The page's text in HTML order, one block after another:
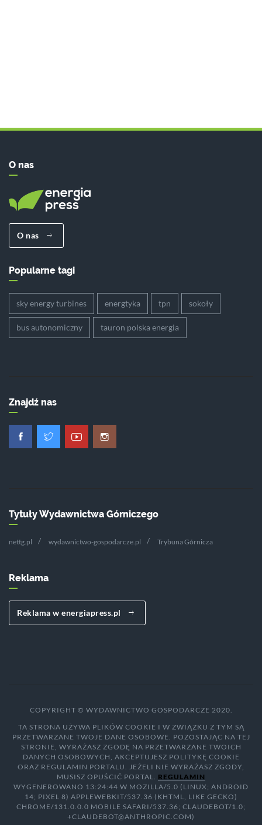
O nas
O nas
Popularne tagi
sky energy turbines energtyka tpn sokoły
bus autonomiczny tauron polska energia
Znajdź nas
Tytuły Wydawnictwa Górniczego
nettg.pl wydawnictwo-gospodarcze.pl Trybuna Górnicza
Reklama
Reklama w energiapress.pl
COPYRIGHT © WYDAWNICTWO GOSPODARCZE 2020.
TA STRONA UŻYWA PLIKÓW COOKIE I W ZWIĄZKU Z TYM SĄ
PRZETWARZANE TWOJE DANE OSOBOWE. POZOSTAJĄC NA TEJ
STRONIE, WYRAŻASZ ZGODĘ NA PRZETWARZANE TWOICH
DANYCH OSOBOWYCH, AKCEPTUJESZ POLITYKĘ COOKIE
ORAZ REGULAMIN PORTALU. JEŻELI NIE WYRAŻASZ ZGODY,
MUSISZ OPUŚCIĆ PORTAL. REGULAMIN
WYGENEROWANO 13:24:44 W MOZILLA/5.0 (LINUX; ANDROID
14; PIXEL 8) APPLEWEBKIT/537.36 (KHTML, LIKE GECKO)
CHROME/131.0.0.0 MOBILE SAFARI/537.36; CLAUDEBOT/1.0;
+CLAUDEBOT@ANTHROPIC.COM)